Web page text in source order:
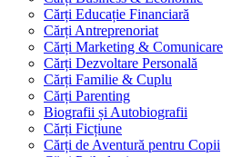
Cărți Educație Financiară
Cărți Antreprenoriat
Cărți Marketing & Comunicare
Cărți Dezvoltare Personală
Cărți Familie & Cuplu
Cărți Parenting
Biografii și Autobiografii
Cărți Ficțiune
Cărți de Aventură pentru Copii